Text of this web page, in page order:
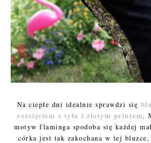
Na ciepłe dni idealnie sprawdzi się
rozcięciem z tyłu i złotym printem.
motyw flaminga spodoba się każdej
córka jest tak zakochana w tej bluzce,